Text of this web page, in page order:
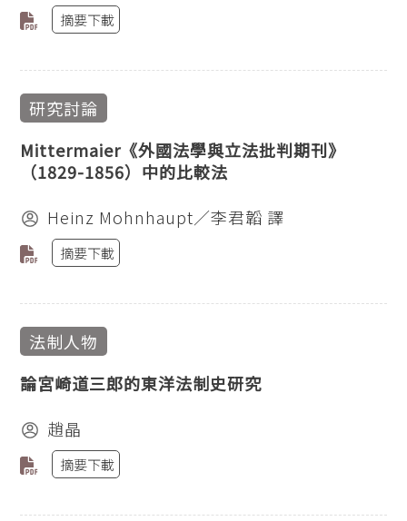
摘要下載
研究討論
Mittermaier《外國法學與立法批判期刊》
（1829-1856）中的比較法
Heinz Mohnhaupt／李君韜 譯
摘要下載
法制人物
論宮崎道三郎的東洋法制史研究
趙晶
摘要下載